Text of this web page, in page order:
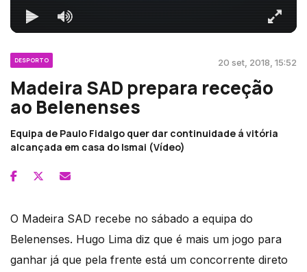
DESPORTO 20 set, 2018, 15:52
Madeira SAD prepara receção
ao Belenenses
Equipa de Paulo Fidalgo quer dar continuidade á vitória
alcançada em casa do Ismai (Vídeo)
O Madeira SAD recebe no sábado a equipa do
Belenenses. Hugo Lima diz que é mais um jogo para
ganhar já que pela frente está um concorrente direto